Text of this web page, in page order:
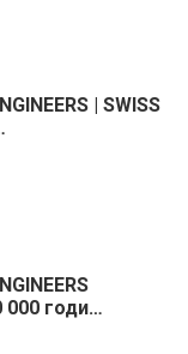
| SWISS
000 годи…